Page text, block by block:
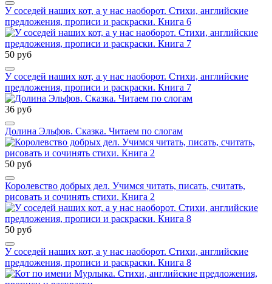
У соседей наших кот, а у нас наоборот. Стихи, английские
предложения, прописи и раскраски. Книга 6
50 руб
У соседей наших кот, а у нас наоборот. Стихи, английские
предложения, прописи и раскраски. Книга 7
36 руб
Долина Эльфов. Сказка. Читаем по слогам
50 руб
Королевство добрых дел. Учимся читать, писать, считать,
рисовать и сочинять стихи. Книга 2
50 руб
У соседей наших кот, а у нас наоборот. Стихи, английские
предложения, прописи и раскраски. Книга 8